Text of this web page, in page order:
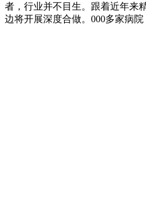
者，行业并不目生。跟着近年来
边将开展深度合做。000多家病